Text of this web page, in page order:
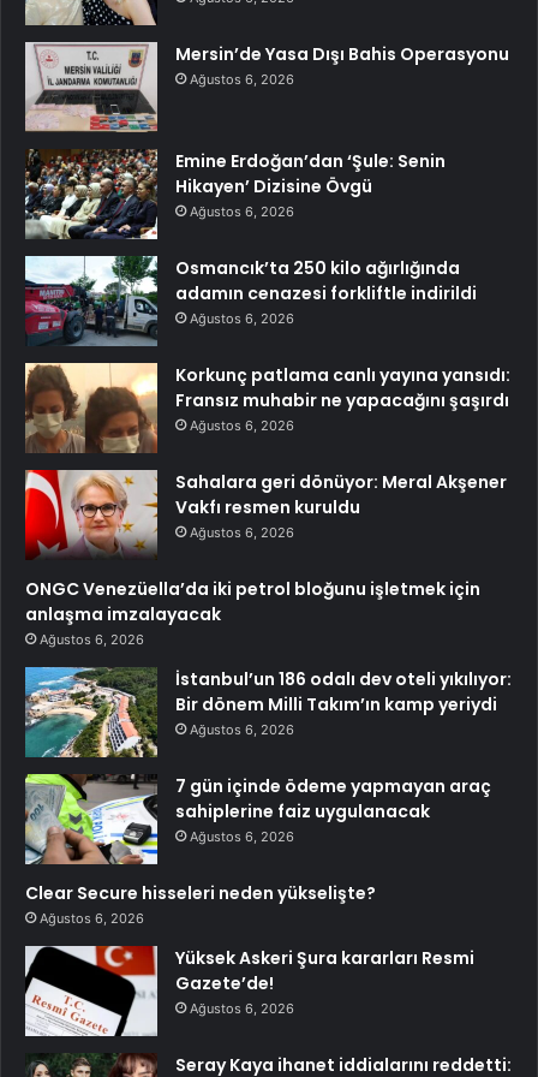
Mersin’de Yasa Dışı Bahis Operasyonu
Ağustos 6, 2026
Emine Erdoğan’dan ‘Şule: Senin
Hikayen’ Dizisine Övgü
Ağustos 6, 2026
Osmancık’ta 250 kilo ağırlığında
adamın cenazesi forkliftle indirildi
Ağustos 6, 2026
Korkunç patlama canlı yayına yansıdı:
Fransız muhabir ne yapacağını şaşırdı
Ağustos 6, 2026
Sahalara geri dönüyor: Meral Akşener
Vakfı resmen kuruldu
Ağustos 6, 2026
ONGC Venezüella’da iki petrol bloğunu işletmek için
anlaşma imzalayacak
Ağustos 6, 2026
İstanbul’un 186 odalı dev oteli yıkılıyor:
Bir dönem Milli Takım’ın kamp yeriydi
Ağustos 6, 2026
7 gün içinde ödeme yapmayan araç
sahiplerine faiz uygulanacak
Ağustos 6, 2026
Clear Secure hisseleri neden yükselişte?
Ağustos 6, 2026
Yüksek Askeri Şura kararları Resmi
Gazete’de!
Ağustos 6, 2026
Seray Kaya ihanet iddialarını reddetti: